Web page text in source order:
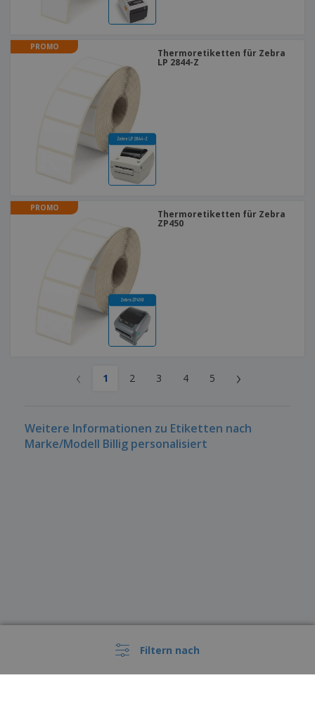
Filtern nach
PROMO
Thermoretiketten für Zebra
LP 2844-Z
PROMO
Thermoretiketten für Zebra
ZP450
‹ 1 2 3 4 5 ›
Weitere Informationen zu Etiketten nach
Marke/Modell Billig personalisiert